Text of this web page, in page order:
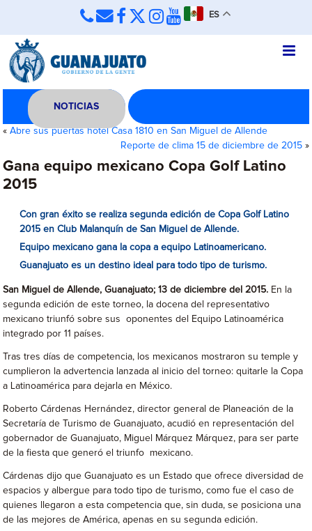
ES
NOTICIAS
«Abre sus puertas hotel Casa 1810 en San Miguel de Allende
Reporte de clima 15 de diciembre de 2015»
Gana equipo mexicano Copa Golf Latino
2015
Con gran éxito se realiza segunda edición de Copa Golf Latino
2015 en Club Malanquín de San Miguel de Allende.
Equipo mexicano gana la copa a equipo Latinoamericano.
Guanajuato es un destino ideal para todo tipo de turismo.
San Miguel de Allende, Guanajuato; 13 de diciembre del 2015. En la
segunda edición de este torneo, la docena del representativo
mexicano triunfó sobre sus oponentes del Equipo Latinoamérica
integrado por 11 países.
Tras tres días de competencia, los mexicanos mostraron su temple y
cumplieron la advertencia lanzada al inicio del torneo: quitarle la Copa
a Latinoamérica para dejarla en México.
Roberto Cárdenas Hernández, director general de Planeación de la
Secretaría de Turismo de Guanajuato, acudió en representación del
gobernador de Guanajuato, Miguel Márquez Márquez, para ser parte
de la fiesta que generó el triunfo mexicano.
Cárdenas dijo que Guanajuato es un Estado que ofrece diversidad de
espacios y albergue para todo tipo de turismo, como fue el caso de
quienes llegaron a esta competencia que, sin duda, se posiciona una
de las mejores de América, apenas en su segunda edición.